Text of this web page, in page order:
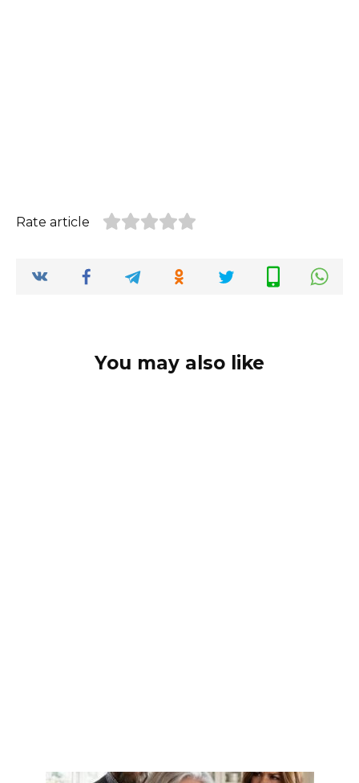
Rate article
You may also like